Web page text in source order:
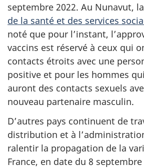
septembre 2022. Au Nunavut, la
de la santé et des services
noté que pour l’instant,
vaccins est réservé à ceux qui
contacts étroits avec une
positive et pour les hommes
auront des contacts sexuels
nouveau partenaire masculin.
D’autres pays continuent de
distribution et à
ralentir la propagation de la
France, en date du 8